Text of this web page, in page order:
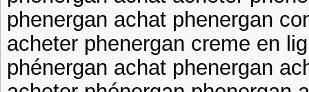
phenergan achat phenergan
acheter phenergan creme en
phénergan achat phenergan